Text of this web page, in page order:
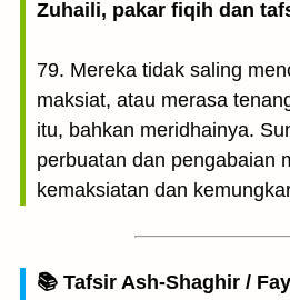
Zuhaili, pakar fiqih dan
79. Mereka tidak saling
maksiat, atau merasa
itu, bahkan meridhainya.
perbuatan dan pengabaian
kemaksiatan dan
📚 Tafsir Ash-Shaghir /